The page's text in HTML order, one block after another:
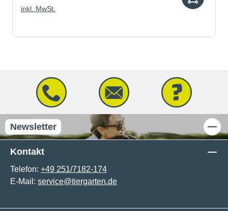
inkl. MwSt.
Newsletter
Kontakt
Telefon: +49 251/7182-174
E-Mail: service@tiergarten.de